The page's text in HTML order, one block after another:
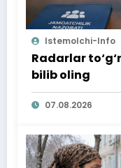
Istemolchi-Info
Radarlar
bilib oling
07.08.2026